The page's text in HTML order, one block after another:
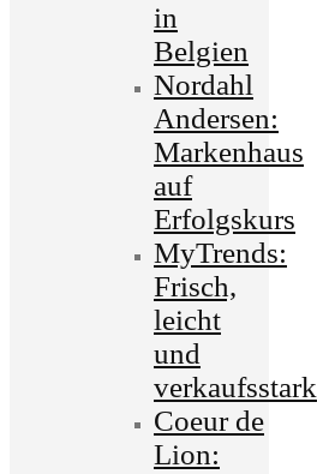
in
Belgien
Nordahl
Andersen:
Markenhaus
auf
Erfolgskurs
MyTrends:
Frisch,
leicht
und
verkaufsstark
Coeur de
Lion: